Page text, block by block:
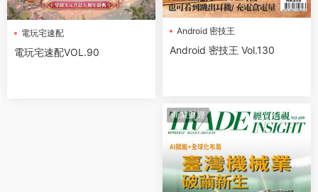
電玩宅速配
電玩宅速配VOL.90
Android 密技王
Android 密技王 Vol.130
商業财經